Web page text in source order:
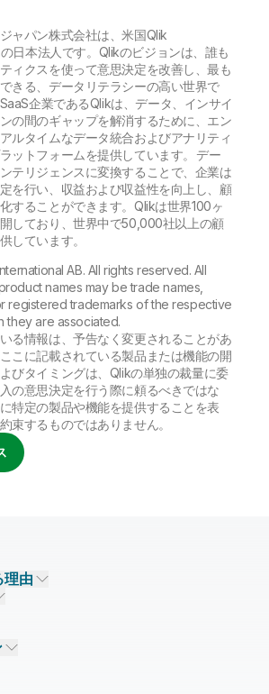
ャパン株式会社は、米国Qlik
日本法人です。Qlikのビジョンは、誰も
ィクスを使って意思決定を改善し、最も
きる、データリテラシーの高い世界で
企業であるQlikは、データ、インサイ
の間のギャップを解消するために、エン
ルタイムなデータ統合およびアナリティ
ットフォームを提供しています。 デー
テリジェンスに変換することで、企業は
を行い、収益および収益性を向上し、顧
することができます。Qlikは世界100ヶ
しており、世界中で50,000社以上の顧
しています。
AB. All rights reserved. All
names may be trade names,
registered trademarks of the respective
they are associated.
る情報は、予告なく変更されることがあ
こに記載されている製品または機能の開
びタイミングは、Qlikの単独の裁量に委
の意思決定を行う際に頼るべきではな
特定の製品や機能を提供することを表
束するものではありません。
理由
ートナー
ゲット
品質
トナー